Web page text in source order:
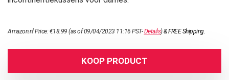
Amazon.nl Price:€18.99 (as of 09/04/2023 11:16 PST-Details)&FREE Shipping.
KOOP PRODUCT